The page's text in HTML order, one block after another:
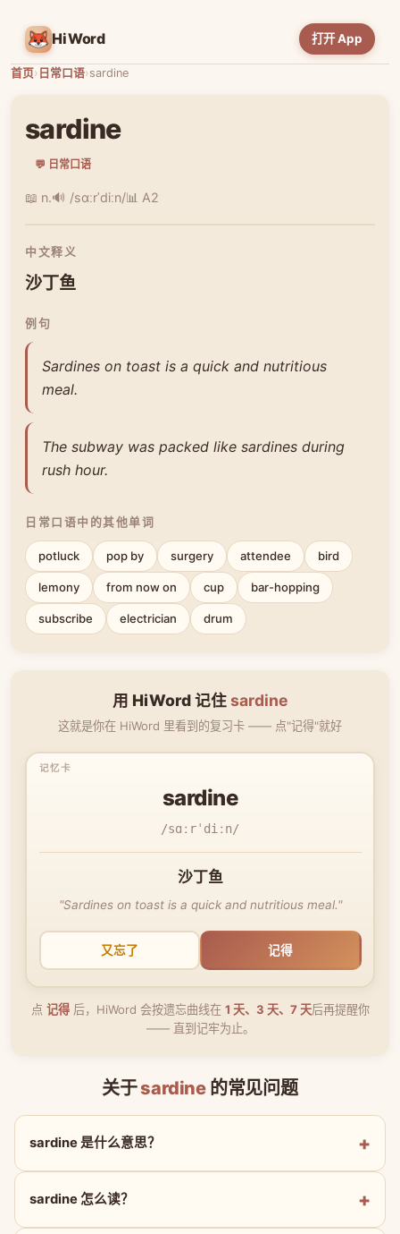
HiWord 打开 App
首页› 日常口语›sardine
sardine
💬 日常口语
📖 n.🔊 /sɑːrˈdiːn/📊 A2
中文释义
沙丁鱼
例句
Sardines on toast is a quick and nutritious
meal.
The subway was packed like sardines during
rush hour.
日常口语中的其他单词
potluck pop by surgery attendee bird
lemony from now on cup bar-hopping
subscribe electrician drum
用 HiWord 记住sardine
这就是你在 HiWord 里看到的复习卡 —— 点"记得"就好
sardine
/sɑːrˈdiːn/
沙丁鱼
"Sardines on toast is a quick and nutritious meal."
又忘了 记得
点 记得后，HiWord 会按遗忘曲线在 1 天、3 天、7 天后再提醒你
—— 直到记牢为止。
关于sardine 的常见问题
sardine 是什么意思？
sardine 怎么读？